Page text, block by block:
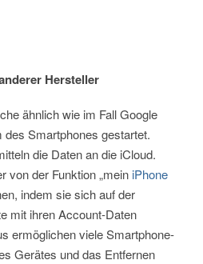
Hersteller
ähnlich wie im Fall Google
Smartphones gestartet.
die Daten an die iCloud.
von der Funktion „mein iPhone
indem sie sich auf der
mit ihren Account-Daten
ermöglichen viele Smartphone-
Gerätes und das Entfernen